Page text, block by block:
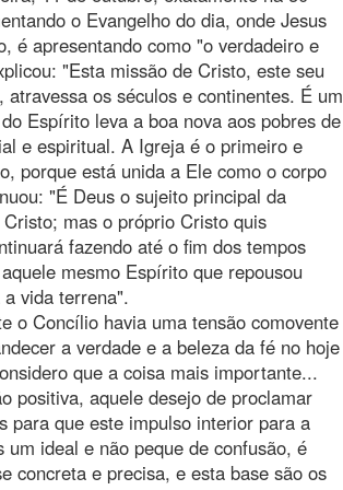
o Evangelho do dia, onde Jesus
é apresentando como "o verdadeiro e
"Esta missão de Cristo, este seu
os séculos e continentes. É um
Espírito leva a boa nova aos pobres de
e espiritual. A Igreja é o primeiro e
porque está unida a Ele como o corpo
"É Deus o sujeito principal da
mas o próprio Cristo quis
fazendo até o fim dos tempos
mesmo Espírito que repousou
vida terrena".
o Concílio havia uma tensão comovente
a verdade e a beleza da fé no hoje
que a coisa mais importante...
positiva, aquele desejo de proclamar
para que este impulso interior para a
um ideal e não peque de confusão, é
concreta e precisa, e esta base são os